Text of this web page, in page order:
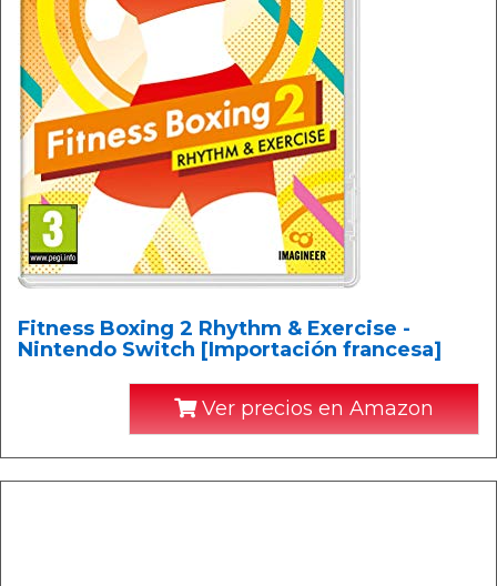
Fitness Boxing 2 Rhythm & Exercise -
Nintendo Switch [Importación francesa]
Ver precios en Amazon